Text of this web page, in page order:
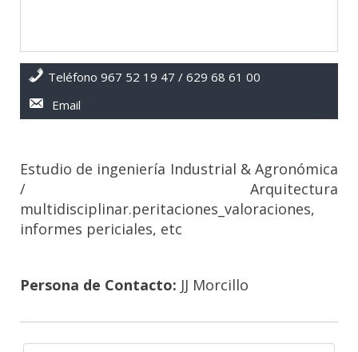
Teléfono 967 52 19 47 / 629 68 61 00
Email
Estudio de ingeniería Industrial & Agronómica
/ Arquitectura
multidisciplinar.peritaciones_valoraciones,
informes periciales, etc
Persona de Contacto: JJ Morcillo